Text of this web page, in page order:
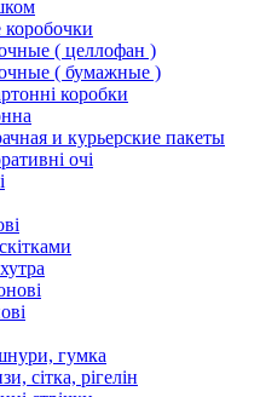
( целлофан )
( бумажные )
коробки
и курьерские пакеты
очі
гумка
сітка, рігелін